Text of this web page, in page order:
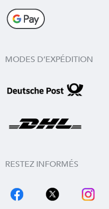
MODES D’EXPÉDITION
RESTEZ INFORMÉS